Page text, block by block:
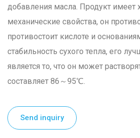
добавления масла. Продукт
механические свойства, он
противостоит кислоте и
стабильность сухого тепла, его
является то, что он может
составляет 86～95℃.
Send inquiry